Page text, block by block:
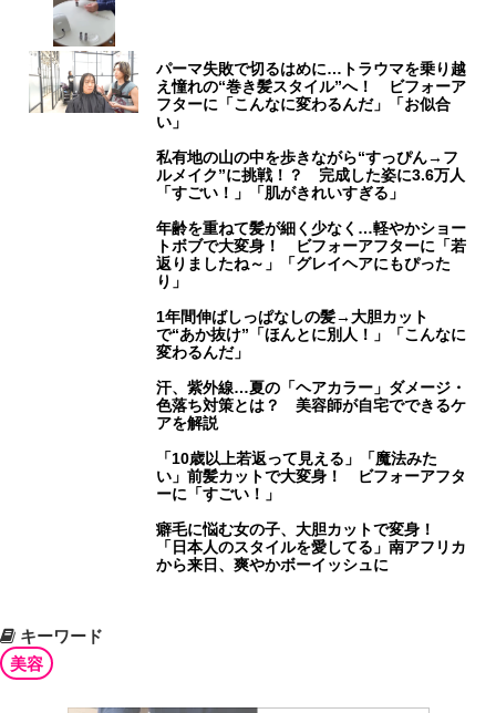
パーマ失敗で切るはめに…トラウマを乗り越
え憧れの“巻き髪スタイル”へ！ ビフォーア
フターに「こんなに変わるんだ」「お似合
い」
私有地の山の中を歩きながら“すっぴん→フ
ルメイク”に挑戦！？ 完成した姿に3.6万人
「すごい！」「肌がきれいすぎる」
年齢を重ねて髪が細く少なく…軽やかショー
トボブで大変身！ ビフォーアフターに「若
返りましたね～」「グレイヘアにもぴった
り」
1年間伸ばしっぱなしの髪→大胆カット
で“あか抜け”「ほんとに別人！」「こんなに
変わるんだ」
汗、紫外線…夏の「ヘアカラー」ダメージ・
色落ち対策とは？ 美容師が自宅でできるケ
アを解説
「10歳以上若返って見える」「魔法みた
い」前髪カットで大変身！ ビフォーアフタ
ーに「すごい！」
癖毛に悩む女の子、大胆カットで変身！
「日本人のスタイルを愛してる」南アフリカ
から来日、爽やかボーイッシュに
キーワード
美容